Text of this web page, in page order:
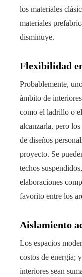
los materiales
materiales
disminuye.
Flexibilidad
Probablemente,
ámbito de
como el ladrillo o
alcanzarla, pero
de diseños
proyecto. Se
techos
elaboraciones
favorito entre los
Aislamiento
Los espacios
costos de energía;
interiores sean